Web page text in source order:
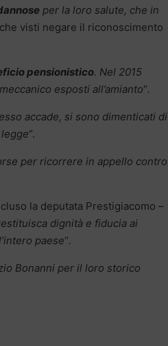
per la loro salute, che in
visti negare il riconoscimento
pensionistico. Nel 2015
esposti all’amianto“.
accade, si sono dimenticati di
“.
per ricorrere in appello contro
la deputata Prestigiacomo –
dignità e fiducia ai
paese“.
Bonanni per il loro storico